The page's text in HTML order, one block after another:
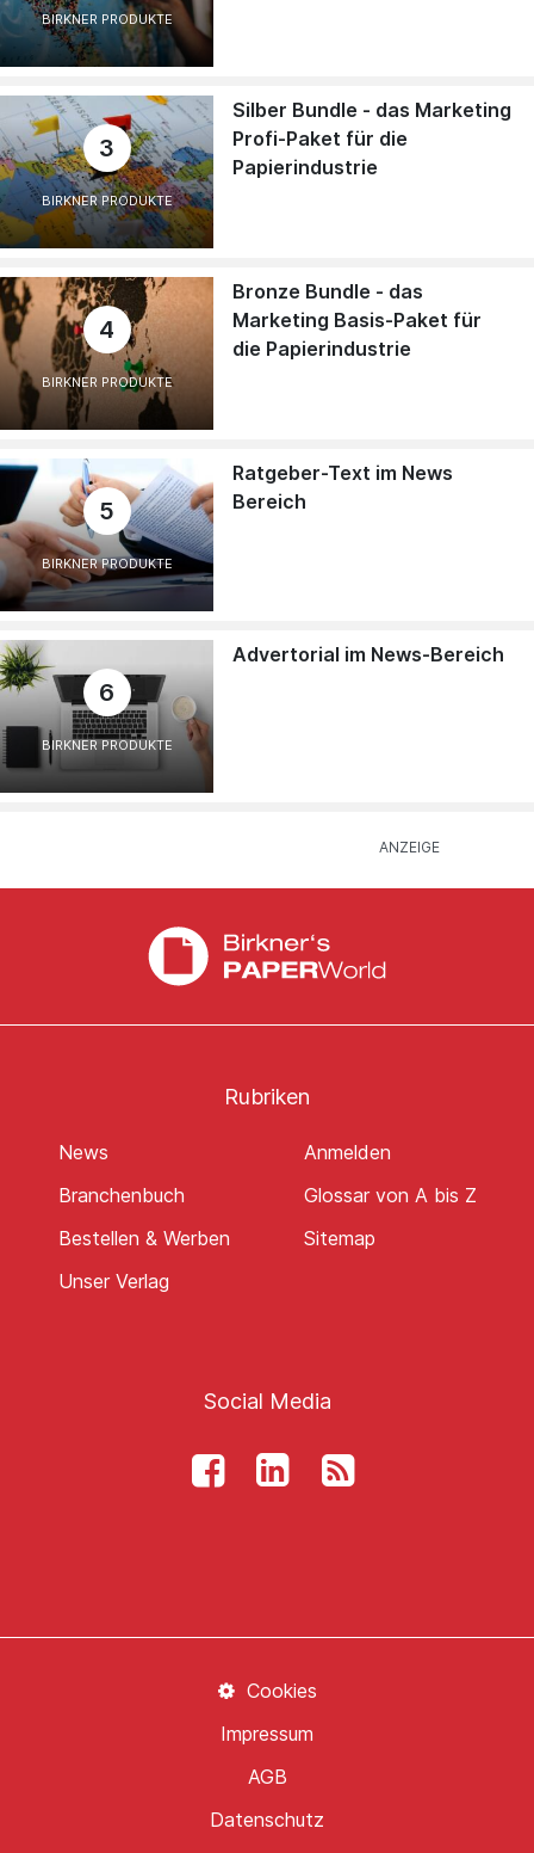
BIRKNER PRODUKTE
3
BIRKNER PRODUKTE
Silber Bundle - das Marketing
Profi-Paket für die
Papierindustrie
4
BIRKNER PRODUKTE
Bronze Bundle - das
Marketing Basis-Paket für
die Papierindustrie
5
BIRKNER PRODUKTE
Ratgeber-Text im News
Bereich
6
BIRKNER PRODUKTE
Advertorial im News-Bereich
Rubriken
News
Branchenbuch
Bestellen & Werben
Unser Verlag
Anmelden
Glossar von A bis Z
Sitemap
Social Media
Datenschutz
AGB
Impressum
Cookies